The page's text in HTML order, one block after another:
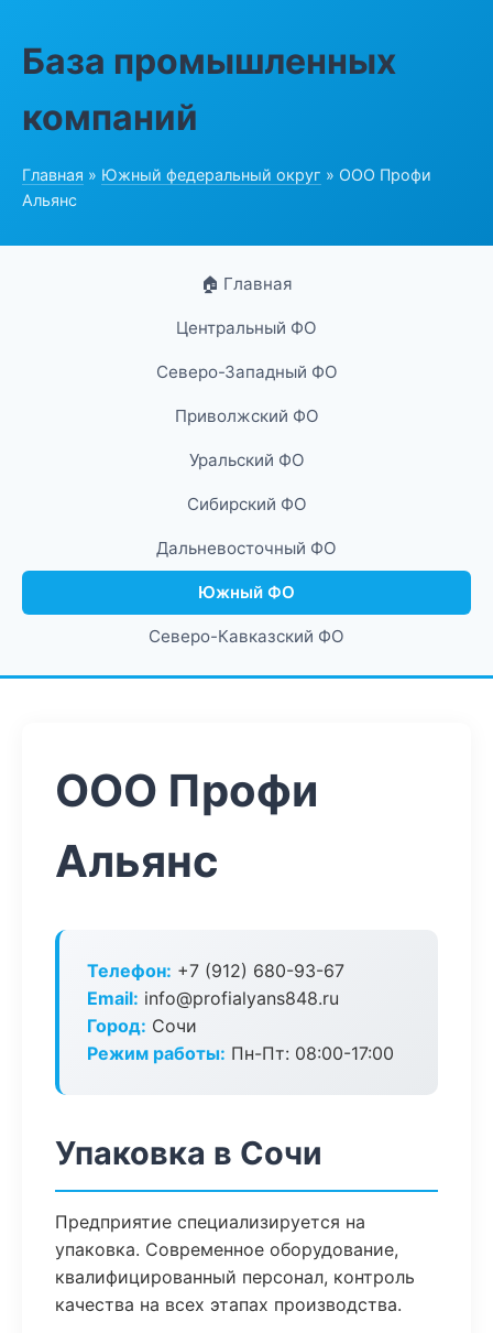
База промышленных
компаний
Главная » Южный федеральный округ » ООО Профи
Альянс
🏠 Главная
Центральный ФО
Северо-Западный ФО
Приволжский ФО
Уральский ФО
Сибирский ФО
Дальневосточный ФО
Южный ФО
Северо-Кавказский ФО
ООО Профи
Альянс
Телефон: +7 (912) 680-93-67
Email: info@profialyans848.ru
Город: Сочи
Режим работы: Пн-Пт: 08:00-17:00
Упаковка в Сочи
Предприятие специализируется на
упаковка. Современное оборудование,
квалифицированный персонал, контроль
качества на всех этапах производства.